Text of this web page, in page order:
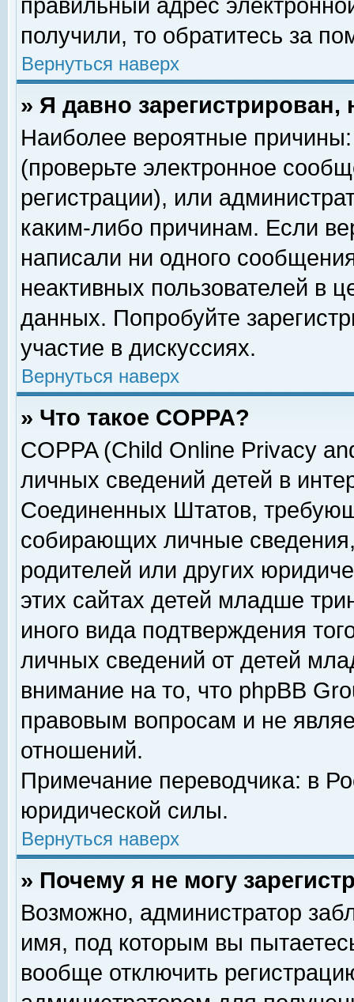
правильный адрес
получили, то обратитесь за
Вернуться наверх
» Я давно
Наиболее вероятные
(проверьте электронное
регистрации), или
каким-либо причинам. Если
написали ни одного
неактивных пользователей в
данных. Попробуйте
участие в дискуссиях.
Вернуться наверх
» Что такое COPPA?
COPPA (Child Online Privacy
личных сведений детей в
Соединенных Штатов,
собирающих личные
родителей или других
этих сайтах детей младше
иного вида подтверждения
личных сведений от детей
внимание на то, что phpBB
правовым вопросам и не
отношений.
Примечание переводчика: в
юридической силы.
Вернуться наверх
» Почему я не могу
Возможно, администратор
имя, под которым вы
вообще отключить